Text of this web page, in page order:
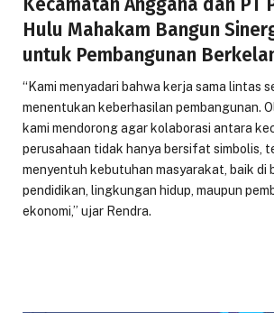
Kecamatan Anggana dan PT
Hulu Mahakam Bangun
untuk Pembangunan
“Kami menyadari bahwa kerja sama lintas
menentukan keberhasilan pembangunan.
kami mendorong agar kolaborasi antara
perusahaan tidak hanya bersifat simbolis,
menyentuh kebutuhan masyarakat, baik di
pendidikan, lingkungan hidup, maupun
ekonomi,” ujar Rendra.